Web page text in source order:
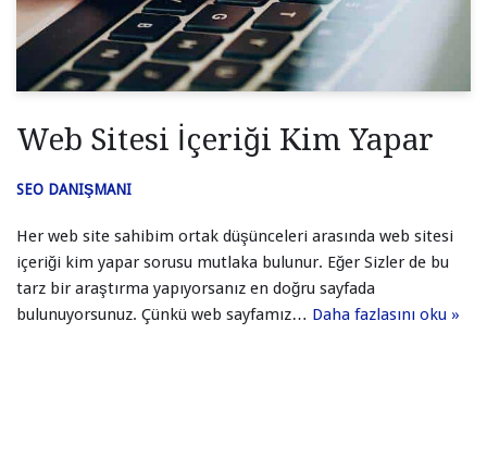
Web Sitesi İçeriği Kim Yapar
SEO DANIŞMANI
Her web site sahibim ortak düşünceleri arasında web sitesi
içeriği kim yapar sorusu mutlaka bulunur. Eğer Sizler de bu
tarz bir araştırma yapıyorsanız en doğru sayfada
bulunuyorsunuz. Çünkü web sayfamız… Daha fazlasını oku »